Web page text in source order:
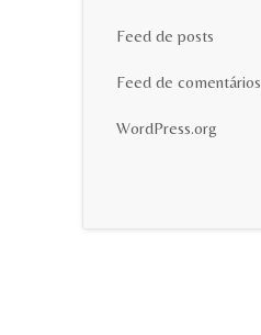
Feed de posts
Feed de comentários
WordPress.org